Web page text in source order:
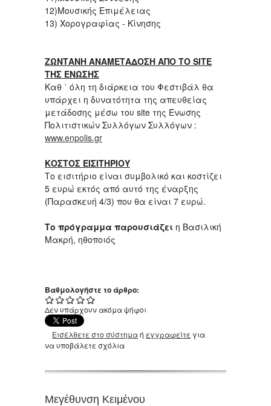
12)Μουσικής Επιμέλειας
13) Χορογραφίας - Κίνησης
ΖΩΝΤΑΝΗ ΑΝΑΜΕΤΑΔΟΣΗ ΑΠΟ ΤΟ SITE
ΤΗΣ ΕΝΩΣΗΣ
Καθ ΄ όλη τη διάρκεια του Φεστιβάλ θα
υπάρχει η δυνατότητα της απευθείας
μετάδοσης μέσω του site της Ένωσης
Πολιτιστικών Συλλόγων Συλλόγων :
www.enpolis.gr
ΚΟΣΤΟΣ ΕΙΣΙΤΗΡΙΟΥ
Το εισιτήριο είναι συμβολικό και κοστίζει
5 ευρώ εκτός από αυτό της έναρξης
(Παρασκευή 4/3) που θα είναι 7 ευρώ.
Το πρόγραμμα παρουσιάζει η Βασιλική
Μακρή, ηθοποιός
Βαθμολογήστε το άρθρο:
Δεν υπάρχουν ακόμα ψήφοι
Εισέλθετε στο σύστημαή εγγραφείτε για
να υποβάλετε σχόλια
Μεγέθυνση Κειμένου